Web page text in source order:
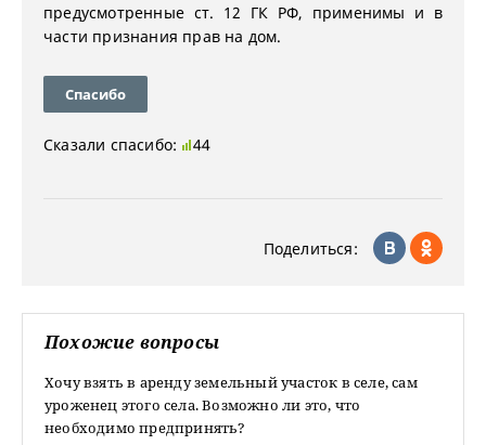
предусмотренные ст. 12 ГК РФ, применимы и в
части признания прав на дом.
Спасибо
Сказали спасибо: 44
Поделиться:
Похожие вопросы
Хочу взять в аренду земельный участок в селе, сам
уроженец этого села. Возможно ли это, что
необходимо предпринять?